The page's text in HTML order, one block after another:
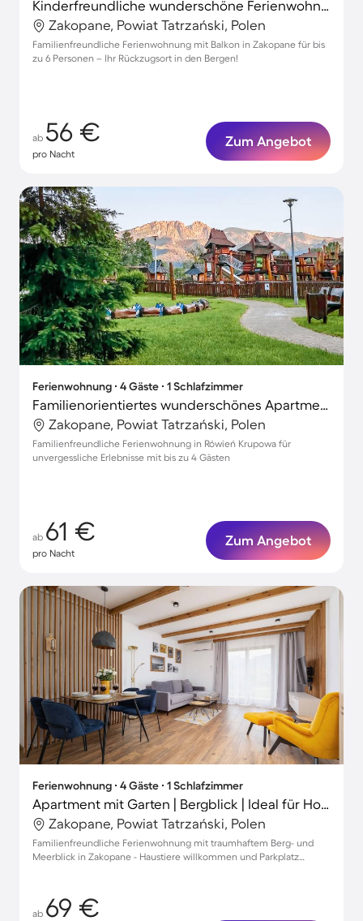
Kinderfreundliche wunderschöne Ferienwohnung mit Garten
Zakopane, Powiat Tatrzański, Polen
Familienfreundliche Ferienwohnung mit Balkon in Zakopane für bis
zu 6 Personen – Ihr Rückzugsort in den Bergen!
ab 56 €
pro Nacht
Zum Angebot
Ferienwohnung ∙ 4 Gäste ∙ 1 Schlafzimmer
Familienorientiertes wunderschönes Apartment
Zakopane, Powiat Tatrzański, Polen
Familienfreundliche Ferienwohnung in Rówień Krupowa für
unvergessliche Erlebnisse mit bis zu 4 Gästen
ab 61 €
pro Nacht
Zum Angebot
Ferienwohnung ∙ 4 Gäste ∙ 1 Schlafzimmer
Apartment mit Garten | Bergblick | Ideal für Homeoffice
Zakopane, Powiat Tatrzański, Polen
Familienfreundliche Ferienwohnung mit traumhaftem Berg- und
Meerblick in Zakopane - Haustiere willkommen und Parkplatz
ab 69 €